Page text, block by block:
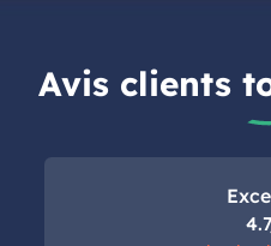
Avis clients